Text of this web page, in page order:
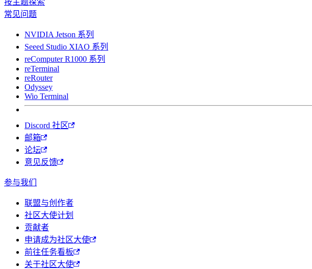
按主题探索
常见问题
NVIDIA Jetson 系列
Seeed Studio XIAO 系列
reComputer R1000 系列
reTerminal
reRouter
Odyssey
Wio Terminal
Discord 社区
邮箱
论坛
意见反馈
参与我们
联盟与创作者
社区大使计划
贡献者
申请成为社区大使
前往任务看板
关于社区大使